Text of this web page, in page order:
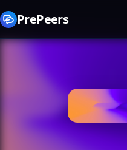
PrePeers